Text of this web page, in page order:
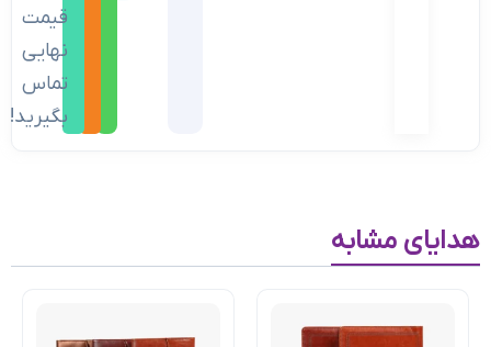
قیمت
نهایی
تماس
بگیرید!
هدایای مشابه